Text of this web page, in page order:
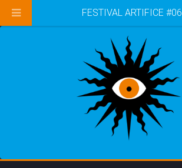
FESTIVAL ARTIFICE #06